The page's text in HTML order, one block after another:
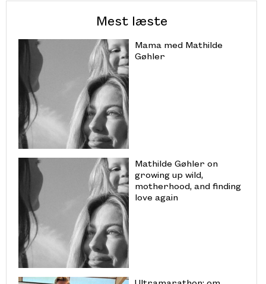
Mest læste
Mama med Mathilde
Gøhler
Mathilde Gøhler on
growing up wild,
motherhood, and finding
love again